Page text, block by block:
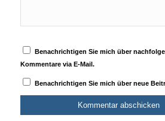
Benachrichtigen Sie mich über
Kommentare via E-Mail.
Benachrichtigen Sie mich über neue